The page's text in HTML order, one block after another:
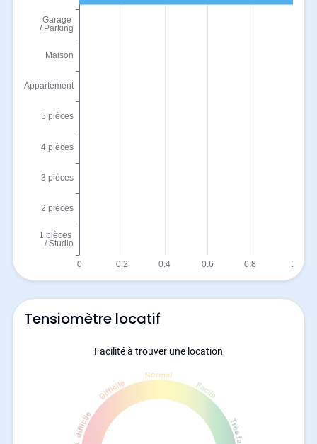
Tensiomètre locatif
Facilité à trouver une location